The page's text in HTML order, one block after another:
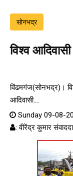
सोनभद्र
विश्व
विंढमगंज(सोनभद्र)।
आदिवासी....
Sunday 09-08-
: वीरेंद्र कुमार